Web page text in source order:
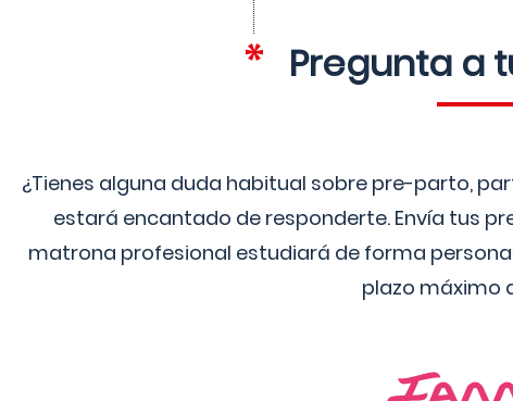
Pregunta a
¿Tienes alguna duda habitual sobre pre-parto,
estará encantado de responderte. Envía tus
matrona profesional estudiará de forma
plazo máximo